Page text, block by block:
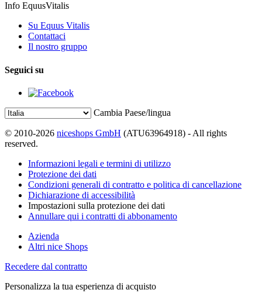
Info EquusVitalis
Su Equus Vitalis
Contattaci
Il nostro gruppo
Seguici su
Cambia Paese/lingua
© 2010-2026 niceshops GmbH (ATU63964918) - All rights
reserved.
Informazioni legali e termini di utilizzo
Protezione dei dati
Condizioni generali di contratto e politica di cancellazione
Dichiarazione di accessibilità
Impostazioni sulla protezione dei dati
Annullare qui i contratti di abbonamento
Azienda
Altri nice Shops
Recedere dal contratto
Personalizza la tua esperienza di acquisto